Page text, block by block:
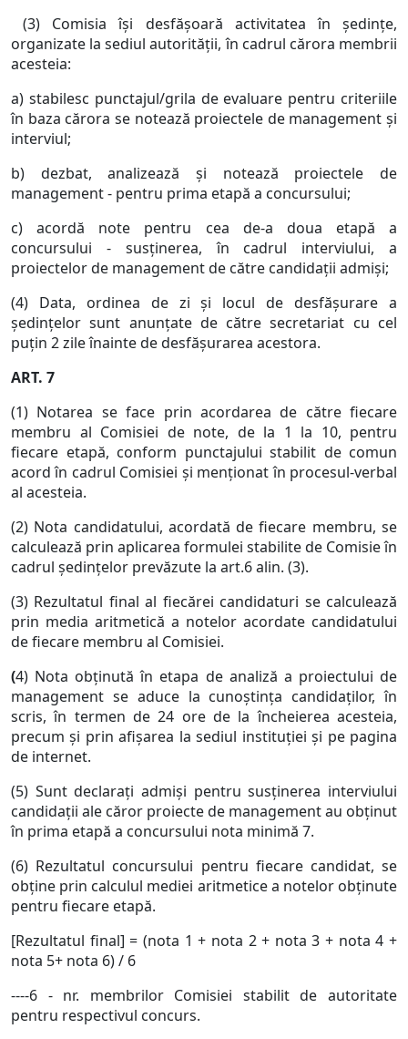
(3) Comisia îşi desfăşoară activitatea în şedinţe,
organizate la sediul autorităţii, în cadrul cărora membrii
acesteia:
a) stabilesc punctajul/grila de evaluare pentru criteriile
în baza cărora se notează proiectele de management şi
interviul;
b) dezbat, analizează şi notează proiectele de
management - pentru prima etapă a concursului;
c) acordă note pentru cea de-a doua etapă a
concursului - susţinerea, în cadrul interviului, a
proiectelor de management de către candidaţii admişi;
(4) Data, ordinea de zi şi locul de desfăşurare a
şedinţelor sunt anunţate de către secretariat cu cel
puţin 2 zile înainte de desfăşurarea acestora.
ART. 7
(1) Notarea se face prin acordarea de către fiecare
membru al Comisiei de note, de la 1 la 10, pentru
fiecare etapă, conform punctajului stabilit de comun
acord în cadrul Comisiei şi menţionat în procesul-verbal
al acesteia.
(2) Nota candidatului, acordată de fiecare membru, se
calculează prin aplicarea formulei stabilite de Comisie în
cadrul şedinţelor prevăzute la art.6 alin. (3).
(3) Rezultatul final al fiecărei candidaturi se calculează
prin media aritmetică a notelor acordate candidatului
de fiecare membru al Comisiei.
(4) Nota obţinută în etapa de analiză a proiectului de
management se aduce la cunoştinţa candidaţilor, în
scris, în termen de 24 ore de la încheierea acesteia,
precum şi prin afişarea la sediul instituţiei şi pe pagina
de internet.
(5) Sunt declaraţi admişi pentru susţinerea interviului
candidaţii ale căror proiecte de management au obţinut
în prima etapă a concursului nota minimă 7.
(6) Rezultatul concursului pentru fiecare candidat, se
obţine prin calculul mediei aritmetice a notelor obţinute
pentru fiecare etapă.
[Rezultatul final] = (nota 1 + nota 2 + nota 3 + nota 4 +
nota 5+ nota 6) / 6
----6 - nr. membrilor Comisiei stabilit de autoritate
pentru respectivul concurs.